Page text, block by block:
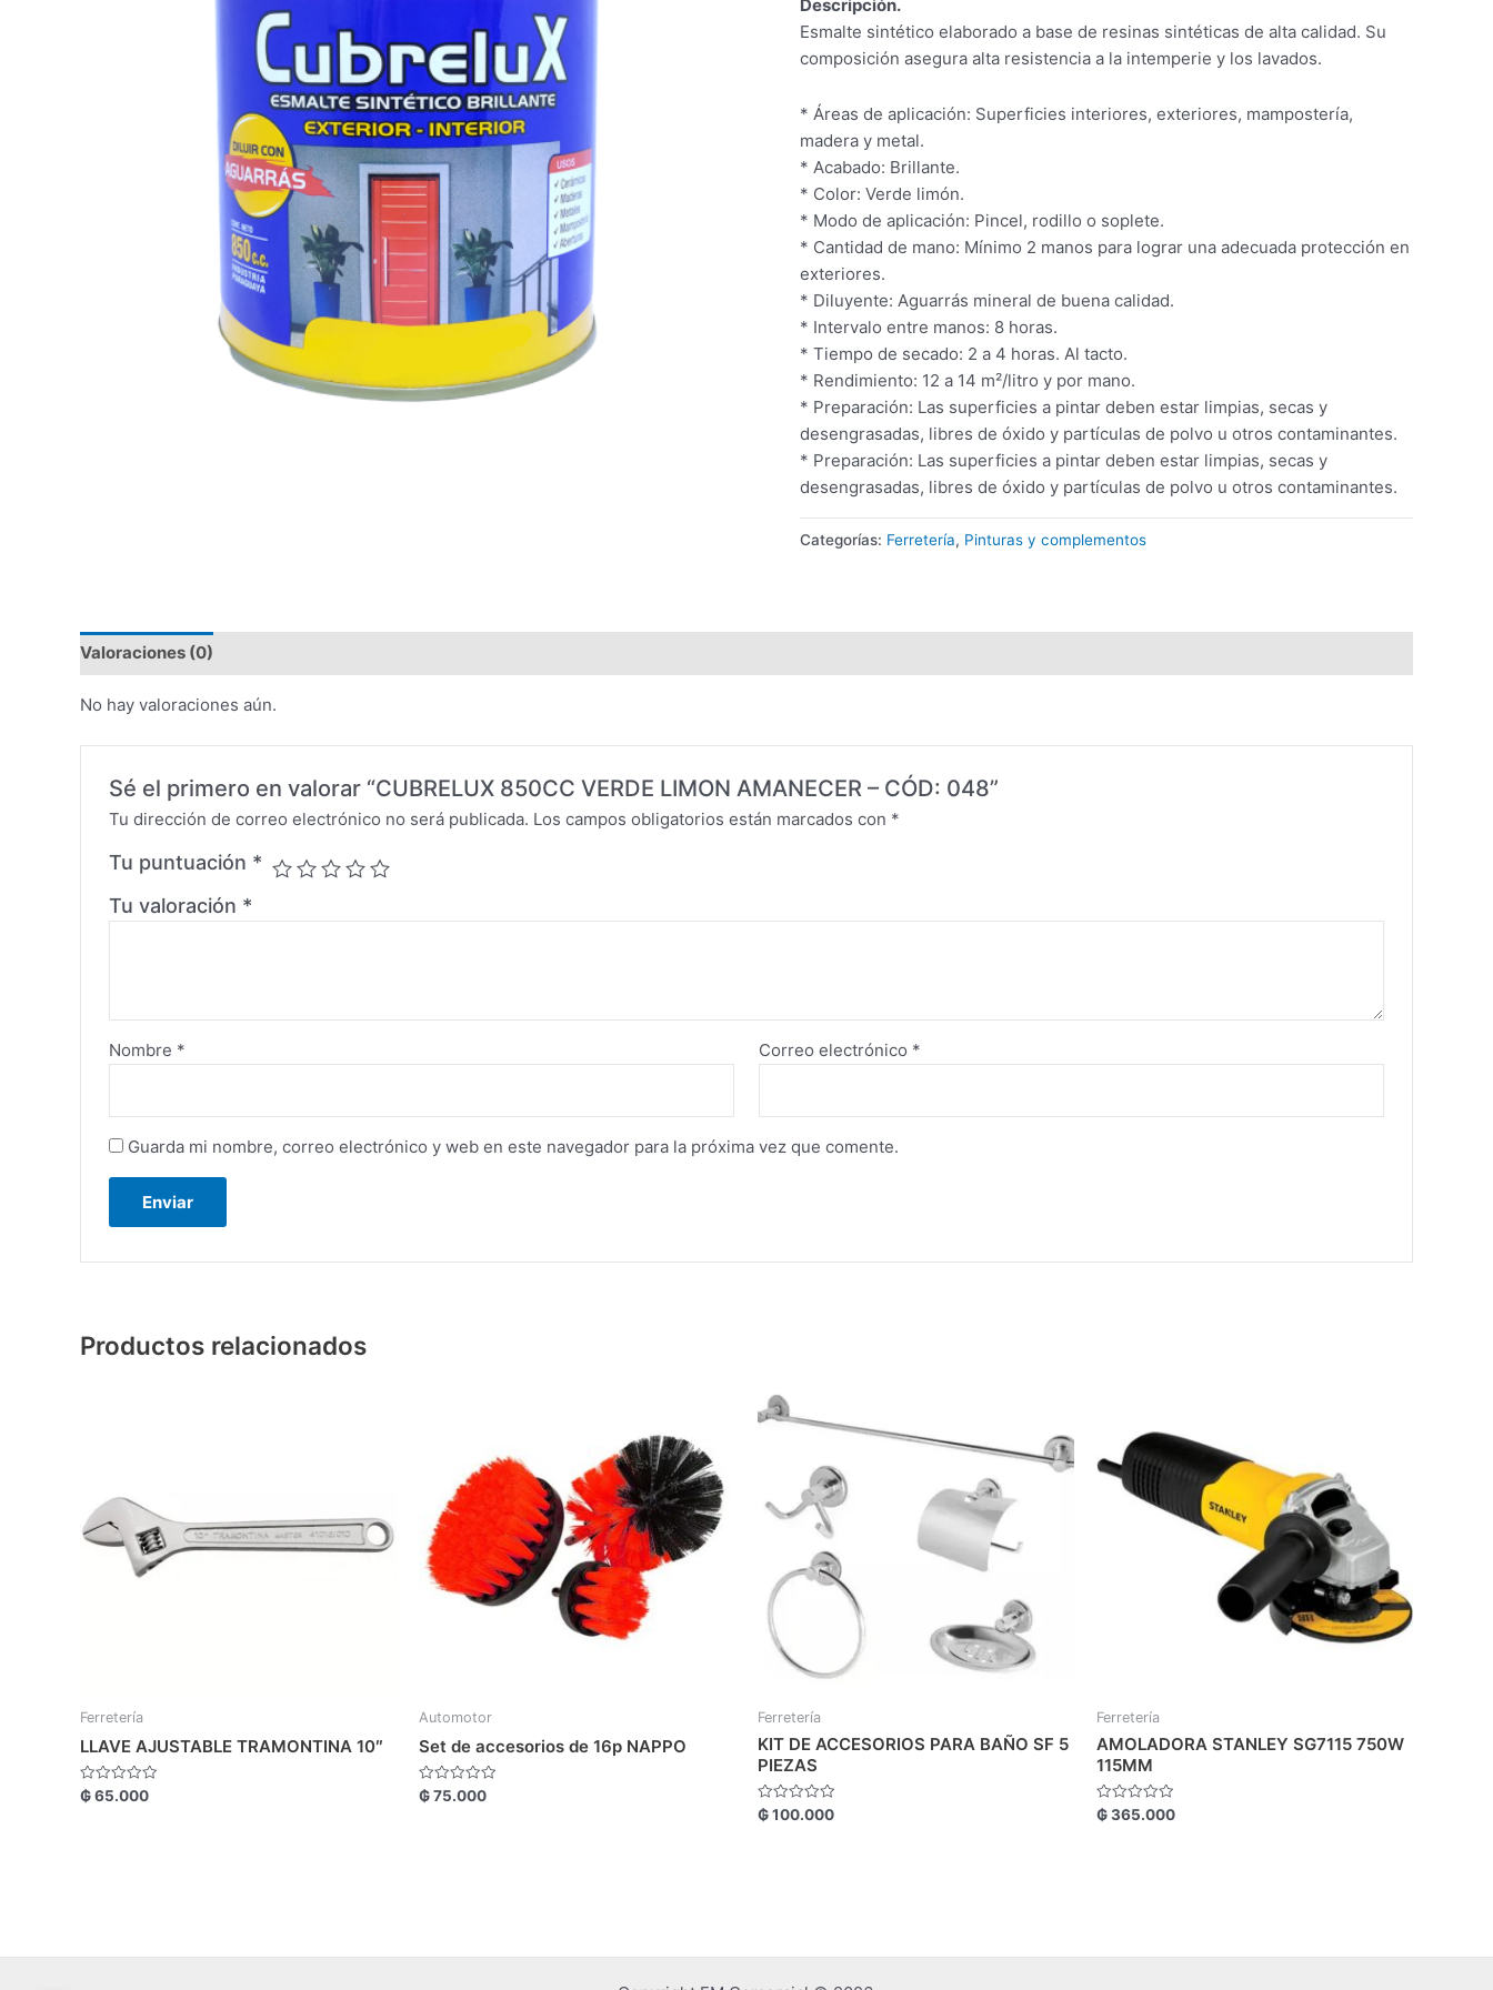
Descripción.
Esmalte sintético elaborado a base de resinas sintéticas de alta calidad. Su
composición asegura alta resistencia a la intemperie y los lavados.
* Áreas de aplicación: Superficies interiores, exteriores, mampostería,
madera y metal.
* Acabado: Brillante.
* Color: Verde limón.
* Modo de aplicación: Pincel, rodillo o soplete.
* Cantidad de mano: Mínimo 2 manos para lograr una adecuada protección en
exteriores.
* Diluyente: Aguarrás mineral de buena calidad.
* Intervalo entre manos: 8 horas.
* Tiempo de secado: 2 a 4 horas. Al tacto.
* Rendimiento: 12 a 14 m²/litro y por mano.
* Preparación: Las superficies a pintar deben estar limpias, secas y
desengrasadas, libres de óxido y partículas de polvo u otros contaminantes.
* Preparación: Las superficies a pintar deben estar limpias, secas y
desengrasadas, libres de óxido y partículas de polvo u otros contaminantes.
Categorías: Ferretería, Pinturas y complementos
Valoraciones (0)
No hay valoraciones aún.
Sé el primero en valorar “CUBRELUX 850CC VERDE LIMON AMANECER – CÓD: 048”
Tu dirección de correo electrónico no será publicada. Los campos obligatorios están marcados con *
Tu puntuación *
Tu valoración *
Nombre * Correo electrónico *
Guarda mi nombre, correo electrónico y web en este navegador para la próxima vez que comente.
Productos relacionados
Ferretería
LLAVE AJUSTABLE TRAMONTINA 10″
Valorado
con
₲65.000
Automotor
Set de accesorios de 16p NAPPO
Valorado
con
₲75.000
Ferretería
KIT DE ACCESORIOS PARA BAÑO SF 5
PIEZAS
Valorado
con
₲100.000
Ferretería
AMOLADORA STANLEY SG7115 750W
115MM
Valorado
con
₲365.000